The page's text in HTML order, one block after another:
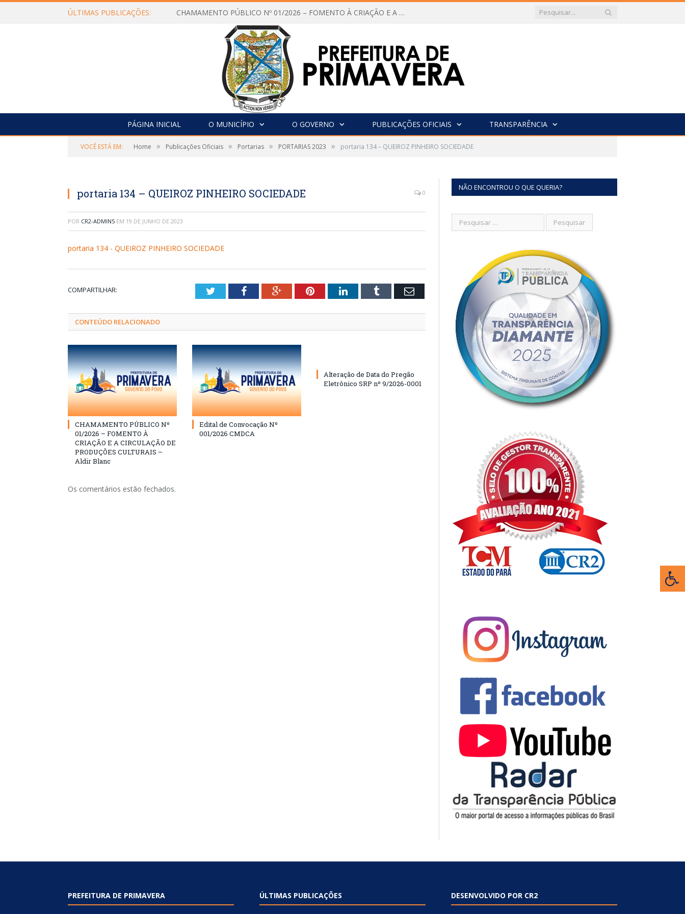
ÚLTIMAS PUBLICAÇÕES: CHAMAMENTO PÚBLICO Nº 01/2026 – FOMENTO À CRIAÇÃO E A CIRCULAÇÃO DE PRODUÇÕES CULTURAIS – Aldir Blanc
PÁGINA INICIAL O MUNICÍPIO O GOVERNO PUBLICAÇÕES OFICIAIS TRANSPARÊNCIA
VOCÊ ESTÁ EM: Home » Publicações Oficiais » Portarias » PORTARIAS 2023 » portaria 134 – QUEIROZ PINHEIRO SOCIEDADE
portaria 134 – QUEIROZ PINHEIRO SOCIEDADE 0
POR CR2-ADMIN5 EM 19 DE JUNHO DE 2023
portaria 134 - QUEIROZ PINHEIRO SOCIEDADE
COMPARTILHAR: TwitterFacebookGoogle+PinterestLinkedInTumblr Email
CONTEÚDO RELACIONADO
CHAMAMENTO PÚBLICO Nº
01/2026 – FOMENTO À
CRIAÇÃO E A CIRCULAÇÃO DE
PRODUÇÕES CULTURAIS –
Aldir Blanc
Edital de Convocação Nº
001/2026 CMDCA
Alteração de Data do Pregão
Eletrônico SRP nº 9/2026-0001
Os comentários estão fechados.
NÃO ENCONTROU O QUE QUERIA?
PREFEITURA DE PRIMAVERA ÚLTIMAS PUBLICAÇÕES DESENVOLVIDO POR CR2